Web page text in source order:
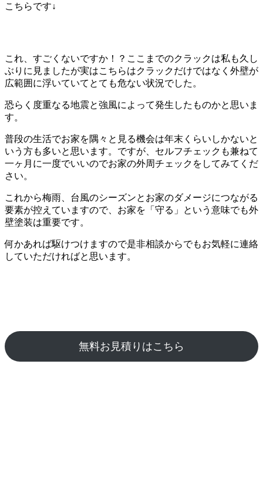
こちらです↓
これ、すごくないですか！？ここまでのクラックは私も久し
ぶりに見ましたが実はこちらはクラックだけではなく外壁が
広範囲に浮いていてとても危ない状況でした。
恐らく度重なる地震と強風によって発生したものかと思いま
す。
普段の生活でお家を隅々と見る機会は年末くらいしかないと
いう方も多いと思います。ですが、セルフチェックも兼ねて
一ヶ月に一度でいいのでお家の外周チェックをしてみてくだ
さい。
これから梅雨、台風のシーズンとお家のダメージにつながる
要素が控えていますので、お家を「守る」という意味でも外
壁塗装は重要です。
何かあれば駆けつけますので是非相談からでもお気軽に連絡
していただければと思います。
無料お見積りはこちら